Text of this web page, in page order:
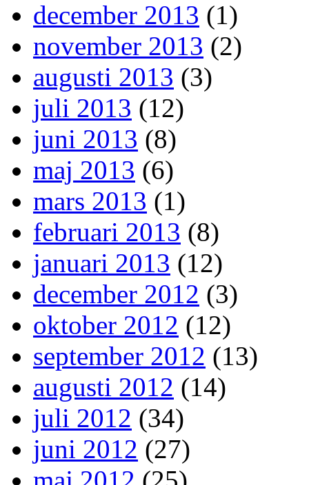
december 2013 (1)
november 2013 (2)
augusti 2013 (3)
juli 2013 (12)
juni 2013 (8)
maj 2013 (6)
mars 2013 (1)
februari 2013 (8)
januari 2013 (12)
december 2012 (3)
oktober 2012 (12)
september 2012 (13)
augusti 2012 (14)
juli 2012 (34)
juni 2012 (27)